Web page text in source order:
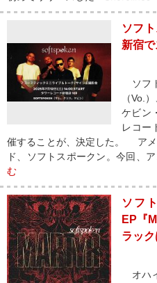
ソフ
新宿
ソフ
（Vo.
ケビン
レコー
催することが、決定した。 アメ
ド、ソフトスポークン。今回、
む
ソフ
EP『
ラッ
オハ